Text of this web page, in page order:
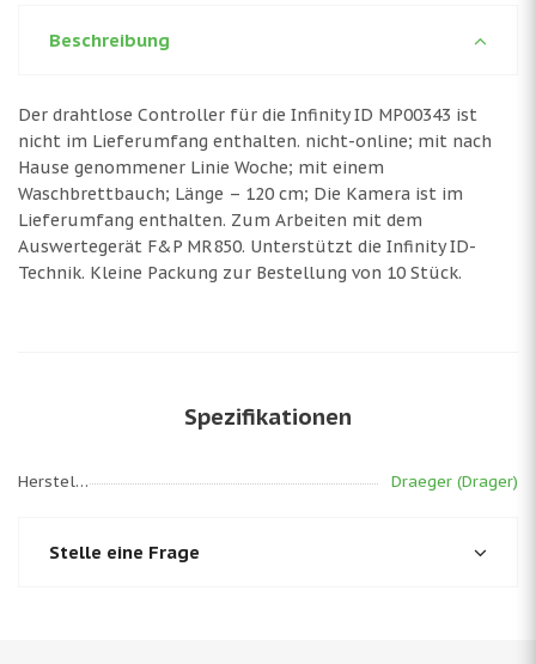
Beschreibung
Der drahtlose Controller für die Infinity ID MP00343 ist
nicht im Lieferumfang enthalten. nicht-online; mit nach
Hause genommener Linie Woche; mit einem
Waschbrettbauch; Länge – 120 cm; Die Kamera ist im
Lieferumfang enthalten. Zum Arbeiten mit dem
Auswertegerät F&P MR850. Unterstützt die Infinity ID-
Technik. Kleine Packung zur Bestellung von 10 Stück.
Spezifikationen
Hersteller Draeger (Drager)
Stelle eine Frage